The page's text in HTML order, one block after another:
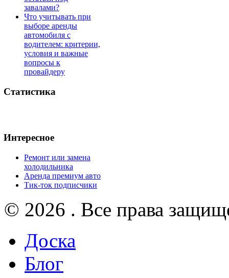
завалами?
Что учитывать при
выборе аренды
автомобиля с
водителем: критерии,
условия и важные
вопросы к
провайдеру
Статистика
Интересное
Ремонт или замена
холодильника
Аренда премиум авто
Тик-ток подписчики
© 2026 . Все права
Доска
Блог